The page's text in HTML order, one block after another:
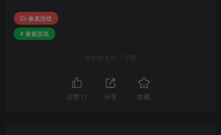
像素游戏
# 像素游戏
喜欢就支持一下吧
点赞 11 分享 收藏